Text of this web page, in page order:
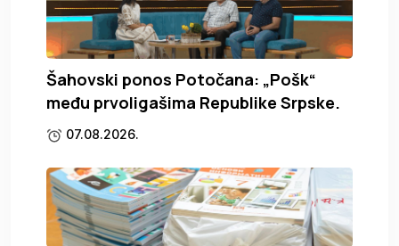
Šahovski ponos Potočana: „Pošk“
među prvoligašima Republike Srpske.
07.08.2026.